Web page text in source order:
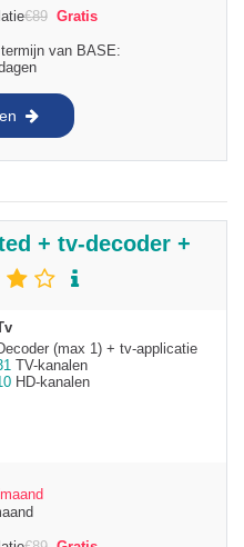
€89 Gratis
van BASE:
+ tv-decoder +
(max 1) + tv-applicatie
TV-kanalen
HD-kanalen